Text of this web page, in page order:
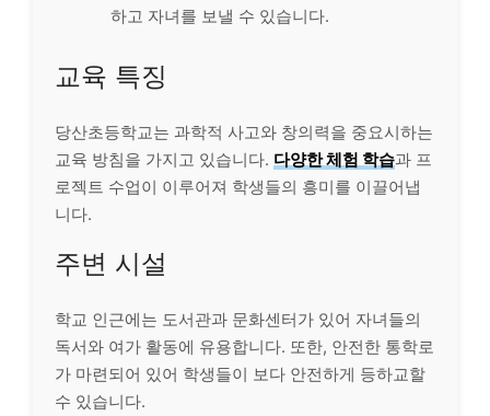
하고 자녀를 보낼 수 있습니다.
교육 특징
당산초등학교는 과학적 사고와 창의력을 중요시하는
교육 방침을 가지고 있습니다. 다양한 체험 학습과 프
로젝트 수업이 이루어져 학생들의 흥미를 이끌어냅
니다.
주변 시설
학교 인근에는 도서관과 문화센터가 있어 자녀들의
독서와 여가 활동에 유용합니다. 또한, 안전한 통학로
가 마련되어 있어 학생들이 보다 안전하게 등하교할
수 있습니다.